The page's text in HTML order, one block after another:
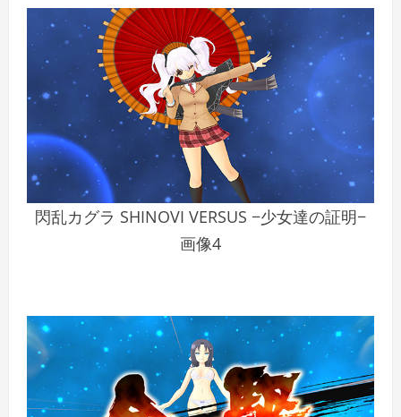
閃乱カグラ SHINOVI VERSUS −少女達の証明−
画像4